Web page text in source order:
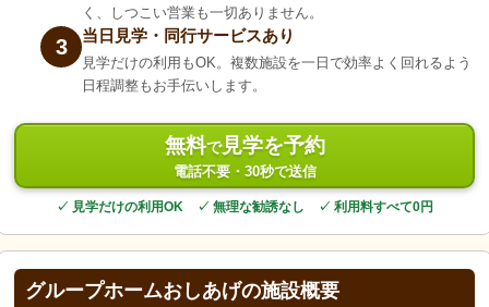
く、しつこい営業も一切ありません。
3 当日見学・同行サービスあり
見学だけの利用もOK。複数施設を一日で効率よく回れるよう
日程調整もお手伝いします。
無料で見学を予約
電話不要・30秒で送信
✓ 見学だけの利用OK ✓ 無理な勧誘なし ✓ 利用料すべて0円
グループホームおしあげの施設概要